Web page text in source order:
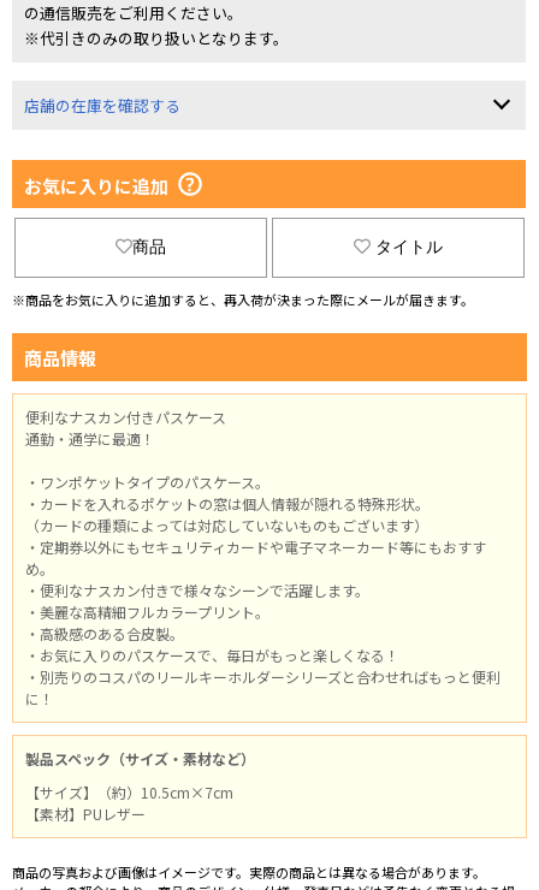
の通信販売をご利用ください。
※代引きのみの取り扱いとなります。
店舗の在庫を確認する
お気に入りに追加
商品 タイトル
※商品をお気に入りに追加すると、再入荷が決まった際にメールが届きます。
商品情報
便利なナスカン付きパスケース
通勤・通学に最適！
・ワンポケットタイプのパスケース。
・カードを入れるポケットの窓は個人情報が隠れる特殊形状。
（カードの種類によっては対応していないものもございます）
・定期券以外にもセキュリティカードや電子マネーカード等にもおすす
め。
・便利なナスカン付きで様々なシーンで活躍します。
・美麗な高精細フルカラープリント。
・高級感のある合皮製。
・お気に入りのパスケースで、毎日がもっと楽しくなる！
・別売りのコスパのリールキーホルダーシリーズと合わせればもっと便利
に！
製品スペック（サイズ・素材など）
【サイズ】（約）10.5cm×7cm
【素材】PUレザー
商品の写真および画像はイメージです。実際の商品とは異なる場合があります。